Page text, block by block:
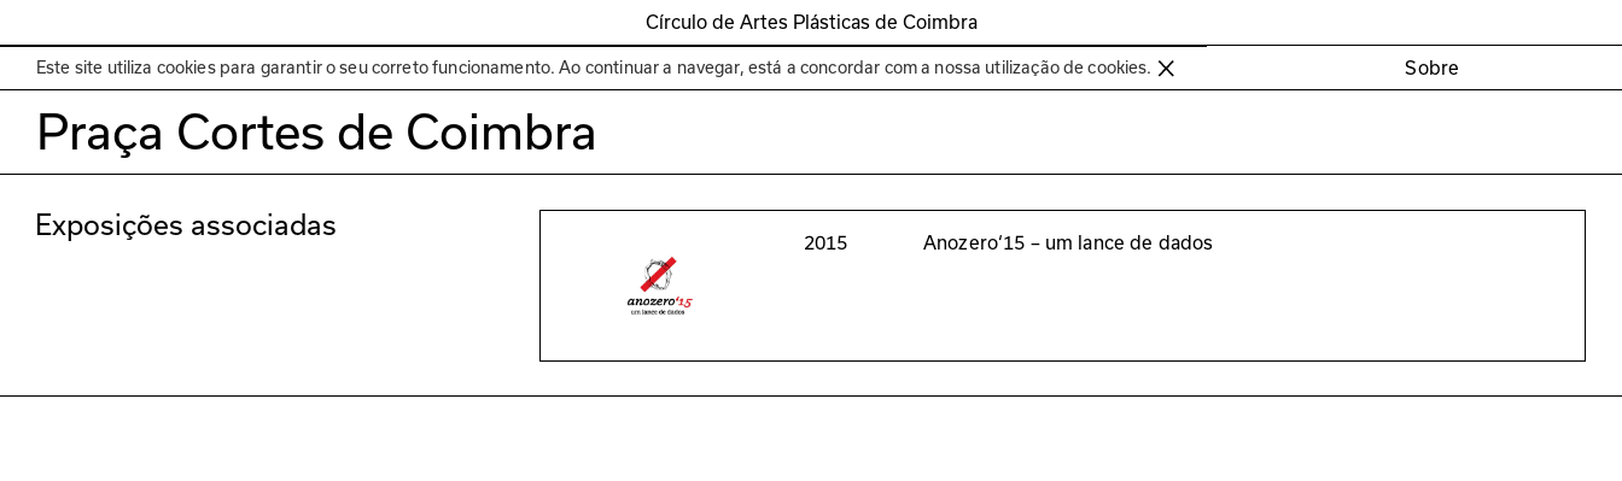
Círculo de Artes Plásticas de Coimbra
EN Programa Espaços Bienal de Coimbra Sobre
Este site utiliza cookies para garantir o seu correto funcionamento. Ao continuar a navegar, está a concordar com a nossa utilização de cookies.
Praça Cortes de Coimbra
Exposições associadas
2015 Anozero‘15 – um lance de dados